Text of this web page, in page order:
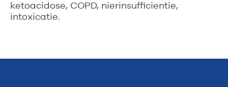
ketoacidose, COPD, nierinsufficientie,
intoxicatie.